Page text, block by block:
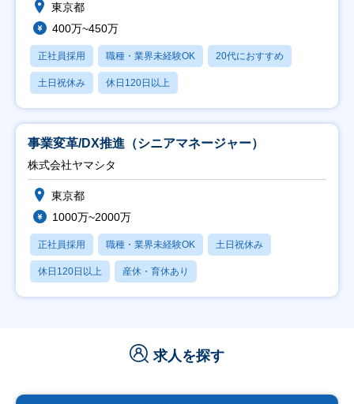
東京都
400万~450万
正社員採用 職種・業界未経験OK 20代におすすめ
土日祝休み 休日120日以上
事業変革/DX推進（シニアマネージャー）
株式会社ヤマシタ
東京都
1000万~2000万
正社員採用 職種・業界未経験OK 土日祝休み
休日120日以上 産休・育休あり
求人を探す